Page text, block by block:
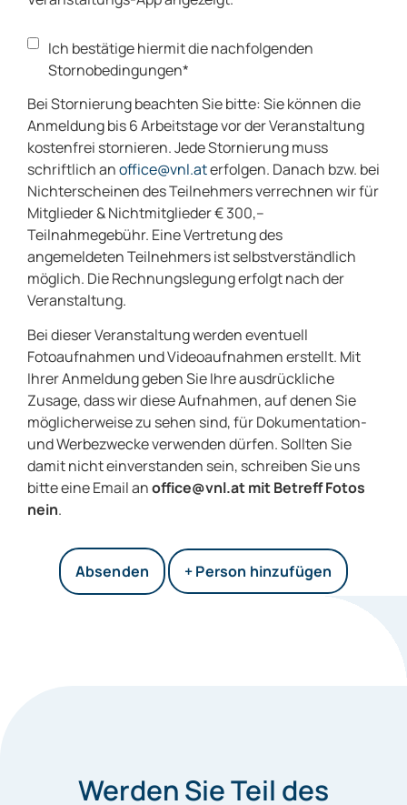
Ich bestätige hiermit die nachfolgenden
Stornobedingungen*
Bei Stornierung beachten Sie bitte: Sie können die
Anmeldung bis 6 Arbeitstage vor der Veranstaltung
kostenfrei stornieren. Jede Stornierung muss
schriftlich anoffice@vnl.aterfolgen. Danach bzw. bei
Nichterscheinen des Teilnehmers verrechnen wir für
Mitglieder & Nichtmitglieder € 300,–
Teilnahmegebühr. Eine Vertretung des
angemeldeten Teilnehmers ist selbstverständlich
möglich. Die Rechnungslegung erfolgt nach der
Veranstaltung.
Bei dieser Veranstaltung werden eventuell
Fotoaufnahmen und Videoaufnahmen erstellt. Mit
Ihrer Anmeldung geben Sie Ihre ausdrückliche
Zusage, dass wir diese Aufnahmen, auf denen Sie
möglicherweise zu sehen sind, für Dokumentation-
und Werbezwecke verwenden dürfen. Sollten Sie
damit nicht einverstanden sein, schreiben Sie uns
bitte eine Email anoffice@vnl.at mit Betreff Fotos
nein.
+ Person hinzufügen
Werden Sie Teil des